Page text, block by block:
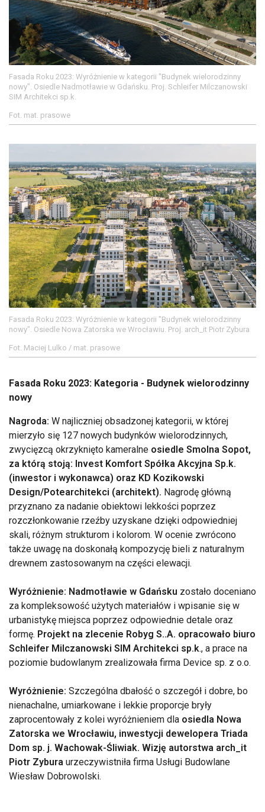
Fasada Roku 2023: Wyróżnienie w kategorii "Budynek wielorodzinny
nowy". Osiedle Nadmotławie w Gdańsku. Proj. Schleifer Milczanowski
SIM Architekci sp.k.
Fot. mat. prasowe
Fasada Roku 2023: Wyróżnienie w kategorii "Budynek wielorodzinny
nowy". Osiedle Nowa Zatorska we Wrocławiu. Proj. arch_it Piotr Zybura
Fot. Maciej Lulko / mat. prasowe
Fasada Roku 2023: Kategoria - Budynek wielorodzinny
nowy
Nagroda: W najliczniej obsadzonej kategorii, w której
mierzyło się 127 nowych budynków wielorodzinnych,
zwycięzcą okrzyknięto kameralne osiedle Smolna Sopot,
za którą stoją: Invest Komfort Spółka Akcyjna Sp.k.
(inwestor i wykonawca) oraz KD Kozikowski
Design/Potearchitekci (architekt). Nagrodę główną
przyznano za nadanie obiektowi lekkości poprzez
rozczłonkowanie rzeźby uzyskane dzięki odpowiedniej
skali, różnym strukturom i kolorom. W ocenie zwrócono
także uwagę na doskonałą kompozycję bieli z naturalnym
drewnem zastosowanym na części elewacji.
Wyróżnienie: Nadmotławie w Gdańsku zostało doceniano
za kompleksowość użytych materiałów i wpisanie się w
urbanistykę miejsca poprzez odpowiednie detale oraz
formę. Projekt na zlecenie Robyg S..A. opracowało biuro
Schleifer Milczanowski SIM Architekci sp.k., a prace na
poziomie budowlanym zrealizowała firma Device sp. z o.o.
Wyróżnienie: Szczególna dbałość o szczegół i dobre, bo
nienachalne, umiarkowane i lekkie proporcje bryły
zaprocentowały z kolei wyróżnieniem dla osiedla Nowa
Zatorska we Wrocławiu, inwestycji dewelopera Triada
Dom sp. j. Wachowak-Śliwiak. Wizję autorstwa arch_it
Piotr Zybura urzeczywistniła firma Usługi Budowlane
Wiesław Dobrowolski.